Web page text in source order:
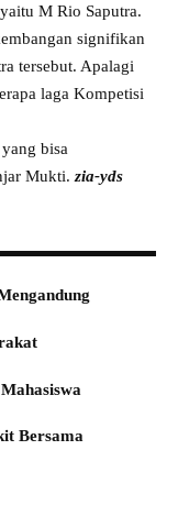
M Rio Saputra.
signifikan
tersebut. Apalagi
laga Kompetisi
bisa
Mukti. zia-yds
Bersama